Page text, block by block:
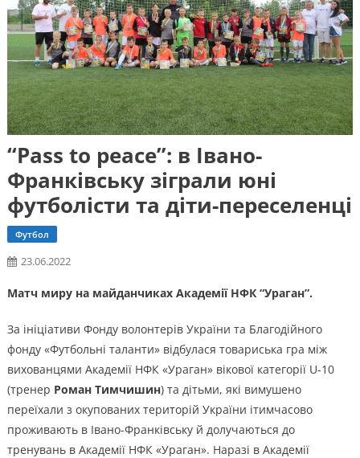
“Pass to peace”: в Івано-
Франківську зіграли юні
футболісти та діти-переселенці
Футбол
23.06.2022
Матч миру на майданчиках Академії НФК “Ураган”.
За ініціативи Фонду волонтерів України та Благодійного
фонду «Футбольні таланти» відбулася товариська гра між
вихованцями Академії НФК «Ураган» вікової категорії U-10
(тренер Роман Тимчишин) та дітьми, які вимушено
переїхали з окупованих територій України ітимчасово
проживають в Івано-Франківську й долучаються до
тренувань в Академії НФК «Ураган». Наразі в Академії